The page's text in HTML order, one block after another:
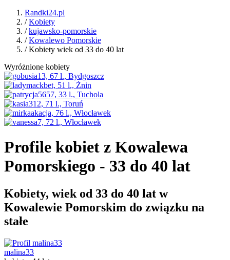
Randki24.pl
/Kobiety
/kujawsko-pomorskie
/Kowalewo Pomorskie
/ Kobiety wiek od 33 do 40 lat
Wyróżnione kobiety
Profile kobiet z Kowalewa
Pomorskiego - 33 do 40 lat
Kobiety, wiek od 33 do 40 lat w
Kowalewie Pomorskim do związku na
stałe
malina33